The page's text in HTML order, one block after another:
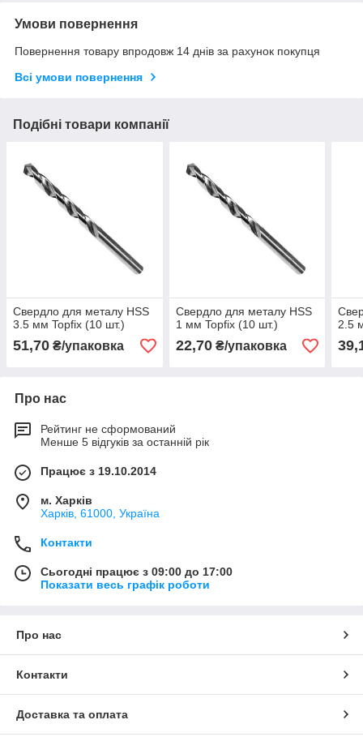
Умови повернення
Повернення товару впродовж 14 днів за рахунок покупця
Всі умови повернення
Подібні товари компанії
Свердло для металу HSS
3.5 мм Topfix (10 шт.)
51,70 ₴/упаковка
Свердло для металу HSS
1 мм Topfix (10 шт.)
22,70₴/упаковка
2.5
Про нас
Рейтинг не сформований
Менше 5 відгуків за останній рік
Працює з 19.10.2014
м. Харків
Харків, 61000, Україна
Контакти
Сьогодні працює з 09:00 до 17:00
Показати весь графік роботи
Про нас
Контакти
Доставка та оплата